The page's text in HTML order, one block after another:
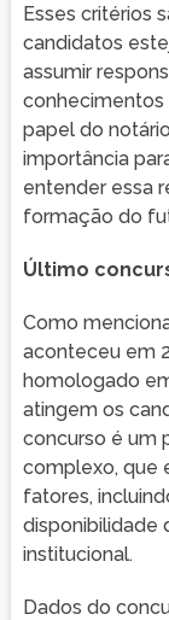
Esses critérios
candidatos
assumir
conhecimentos
papel do
importância
entender essa
formação do
Último
Como
aconteceu em
homologado
atingem os
concurso é um
complexo, que
fatores,
disponibilidade
institucional.
Dados do